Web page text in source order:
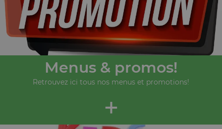
Menus & promos!
Retrouvez ici tous nos menus et promotions!
+